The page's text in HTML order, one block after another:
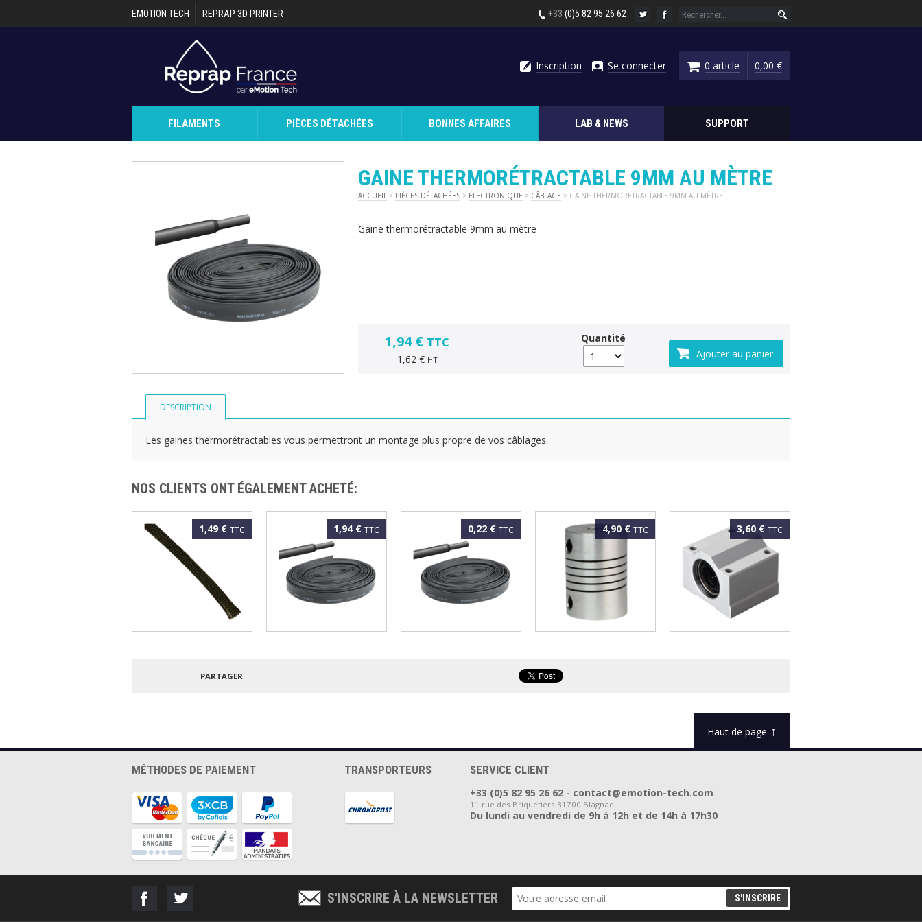
EMOTION TECH REPRAP 3D PRINTER +33 (0)5 82 95 26 62
Inscription Se connecter 0 article 0,00 €
FILAMENTS PIÈCES DÉTACHÉES BONNES AFFAIRES LAB & NEWS SUPPORT
GAINE THERMORÉTRACTABLE 9MM AU MÈTRE
ACCUEIL > PIÈCES DÉTACHÉES > ÉLECTRONIQUE > CÂBLAGE > GAINE THERMORÉTRACTABLE 9MM AU MÈTRE
Gaine thermorétractable 9mm au mètre
1,94 € TTC
1,62 € HT
Quantité
DESCRIPTION
Les gaines thermorétractables vous permettront un montage plus propre de vos câblages.
NOS CLIENTS ONT ÉGALEMENT ACHETÉ:
1,49 € TTC
mm au mètre.
1,94 € TTC
thermorétractable
0,22 € TTC
thermorétractable
4,90 € TTC
mm
3,60 € TTC
PARTAGER
Haut de page ↑
MÉTHODES DE PAIEMENT TRANSPORTEURS SERVICE CLIENT
+33 (0)5 82 95 26 62 - contact@emotion-tech.com
11 rue des Briquetiers 31700 Blagnac
Du lundi au vendredi de 9h à 12h et de 14h à 17h30
S'INSCRIRE À LA NEWSLETTER